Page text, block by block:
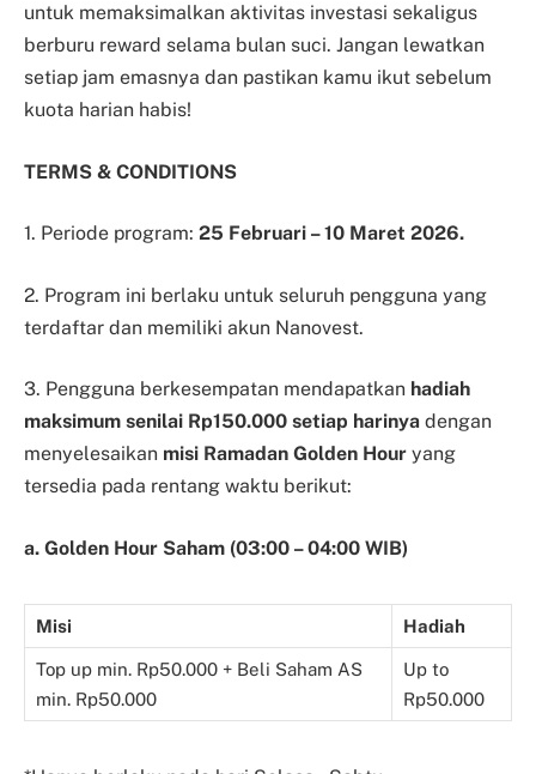
untuk memaksimalkan aktivitas investasi sekaligus
berburu reward selama bulan suci. Jangan lewatkan
setiap jam emasnya dan pastikan kamu ikut sebelum
kuota harian habis!
TERMS & CONDITIONS
1. Periode program: 25 Februari – 10 Maret 2026.
2. Program ini berlaku untuk seluruh pengguna yang
terdaftar dan memiliki akun Nanovest.
3. Pengguna berkesempatan mendapatkan hadiah
maksimum senilai Rp150.000 setiap harinya dengan
menyelesaikan misi Ramadan Golden Hour yang
tersedia pada rentang waktu berikut:
a. Golden Hour Saham (03:00 – 04:00 WIB)
Misi Hadiah
Top up min. Rp50.000 + Beli Saham AS
min. Rp50.000
Up to
Rp50.000